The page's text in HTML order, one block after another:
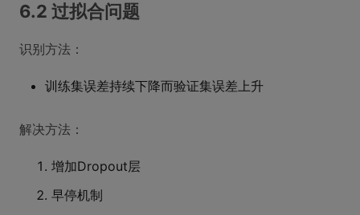
6.2 过拟合问题
识别方法：
训练集误差持续下降而验证集误差上升
解决方法：
增加Dropout层
早停机制